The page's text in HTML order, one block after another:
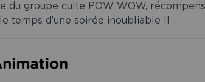
du groupe culte POW WOW,
temps d’une soirée inoubliable !!